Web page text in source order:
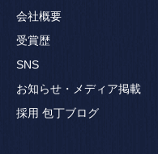
会社概要
受賞歴
SNS
お知らせ・メディア掲載
採用 包丁ブログ